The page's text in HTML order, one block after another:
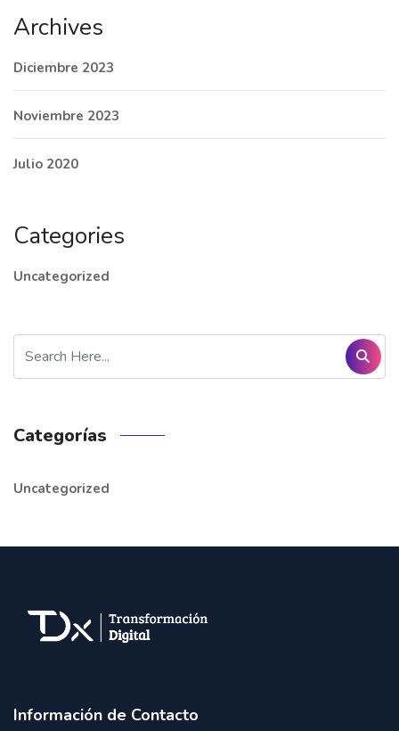
Archives
Diciembre 2023
Noviembre 2023
Julio 2020
Categories
Uncategorized
Categorías
Uncategorized
Información de Contacto